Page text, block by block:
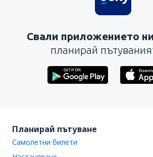
Свали приложението
планирай
Планирай пътуване
Самолетни билети